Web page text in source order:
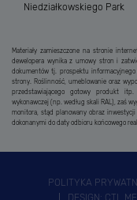
Niedziałkowskiego Park
Materiały zamieszczone na stronie
dewelopera wynika z umowy stron i
dokumentów tj. prospektu
strony. Roślinność, umeblowanie oraz
przedstawiającego gotowy produkt itp.
wykonawczej (np. według skali RAL), zaś
monitora, stąd planowany obraz
dokonanymi do daty odbioru końcowego
POLITYKA
DESIGN: CTL